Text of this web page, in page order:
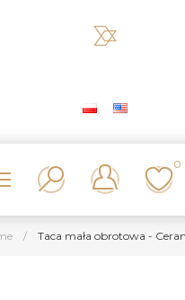
0
/ Taca mała obrotowa -